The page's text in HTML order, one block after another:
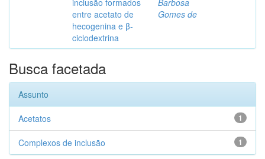
inclusão formados
entre acetato de
hecogenina e β-
ciclodextrina
Barbosa
Gomes de
Busca facetada
Assunto
1
Acetatos
1
Complexos de inclusão